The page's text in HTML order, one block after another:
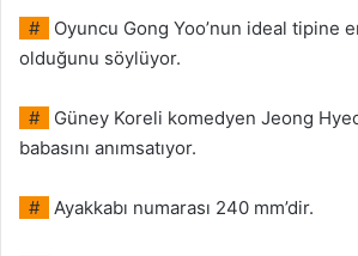
#
Oyuncu Gong Yoo’nun ideal tipine
olduğunu söylüyor.
#
Güney Koreli komedyen Jeong
babasını anımsatıyor.
# Ayakkabı numarası 240 mm’dir.